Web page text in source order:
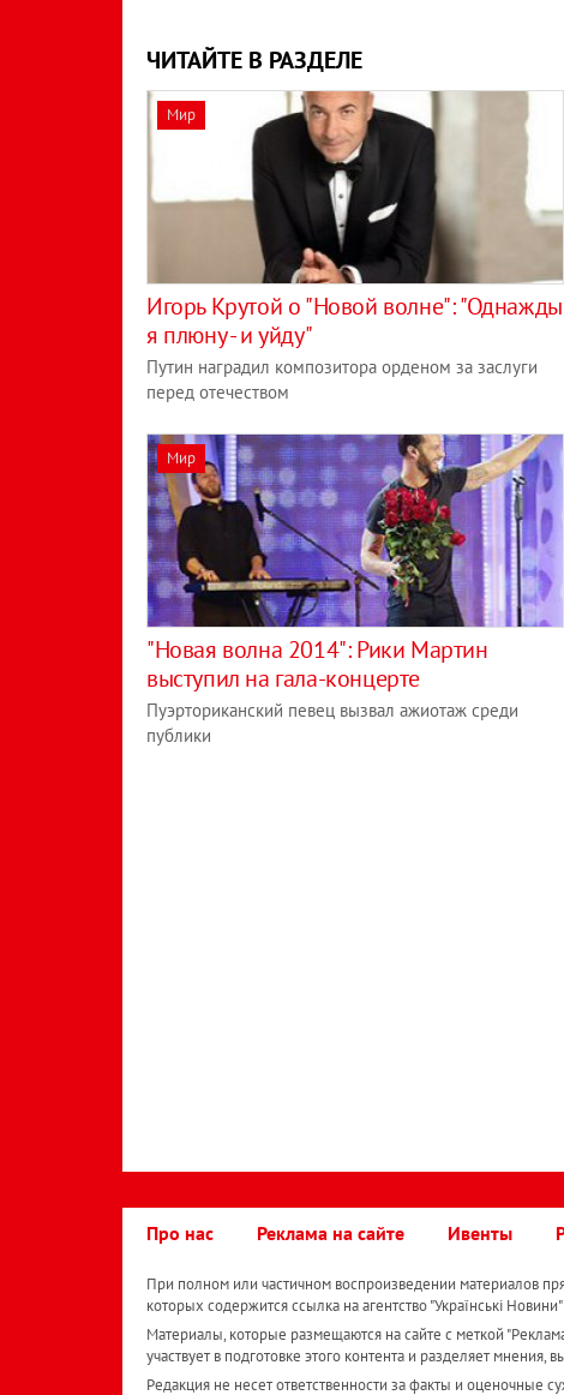
ЧИТАЙТЕ В РАЗДЕЛЕ
Мир
​Игорь Крутой о "Новой волне": "Однажды
я плюну - и уйду"
Путин наградил композитора орденом за заслуги
перед отечеством
Мир
"Новая волна 2014": Рики Мартин
выступил на гала-концерте
Пуэрториканский певец вызвал ажиотаж среди
публики
Про нас Реклама на сайте Ивенты
При полном или частичном воспроизведении материалов
которых содержится ссылка на агентство "Українськi
Материалы, которые размещаются на сайте с меткой
участвует в подготовке этого контента и разделяет мнения,
Редакция не несет ответственности за факты и оценочные